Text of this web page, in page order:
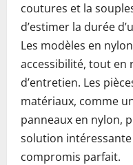
coutures et la
d’estimer la durée
Les modèles en
accessibilité, tout en
d’entretien. Les
matériaux, comme
panneaux en nylon,
solution
compromis parfait.